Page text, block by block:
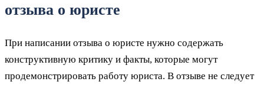
отзыва о юристе
При написании отзыва о юристе нужно содержать
конструктивную критику и факты, которые могут
продемонстрировать работу юриста. В отзыве не следует